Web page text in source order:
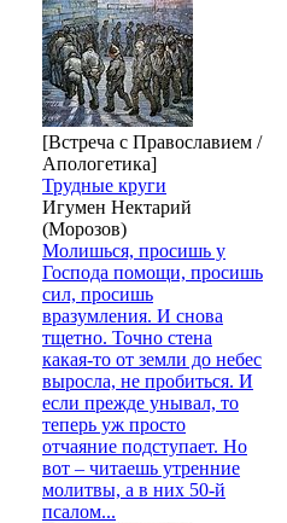
[Встреча с Православием /
Апологетика]
Трудные круги
Игумен Нектарий
(Морозов)
Молишься, просишь у
Господа помощи, просишь
сил, просишь
вразумления. И снова
тщетно. Точно стена
какая-то от земли до небес
выросла, не пробиться. И
если прежде унывал, то
теперь уж просто
отчаяние подступает. Но
вот – читаешь утренние
молитвы, а в них 50-й
псалом...